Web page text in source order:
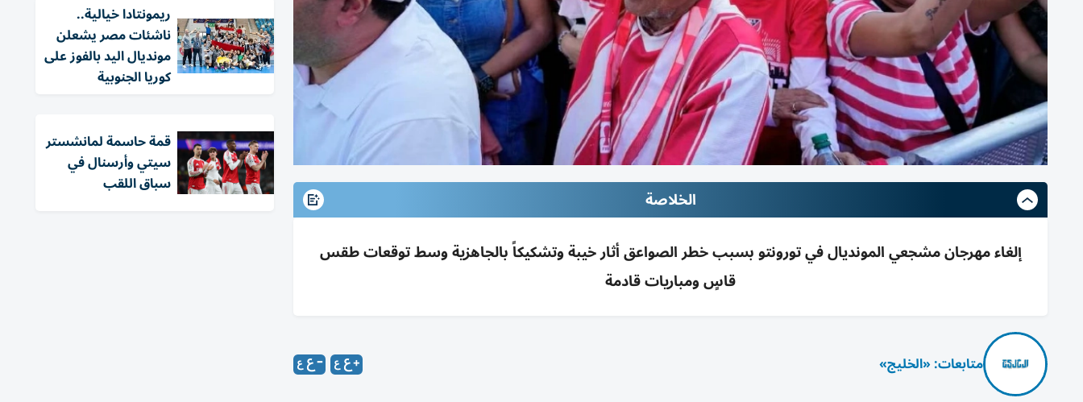
الخلاصة
إلغاء مهرجان مشجعي المونديال في تورونتو بسبب خطر الصواعق أثار خيبة وتشكيكاً بالجاهزية وسط توقعات طقس
قاسٍ ومباريات قادمة
متابعات: «الخليج»
ريمونتادا خيالية..
ناشئات مصر يشعلن
مونديال اليد بالفوز على
كوريا الجنوبية
قمة حاسمة لمانشستر
سيتي وأرسنال في
سباق اللقب